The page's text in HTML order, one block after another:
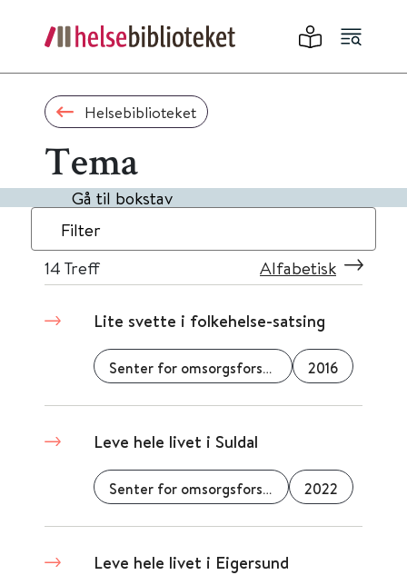
Helsebiblioteket
Tema
Gå til bokstav
Filter
14 Treff Alfabetisk
Lite svette i folkehelse-satsing
Senter for omsorgsforskning 2016
Leve hele livet i Suldal
Senter for omsorgsforskning 2022
Leve hele livet i Eigersund